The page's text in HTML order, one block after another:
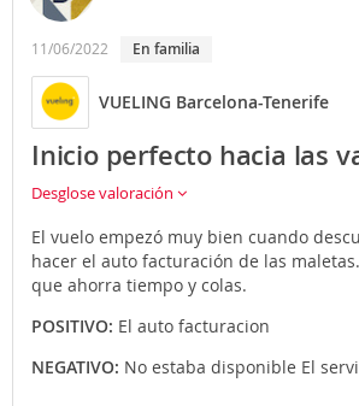
11/06/2022 En familia
VUELING Barcelona-Tenerife
Inicio perfecto hacia las
Desglose valoración
El vuelo empezó muy bien cuando
hacer el auto facturación de las
que ahorra tiempo y colas.
POSITIVO: El auto facturacion
NEGATIVO: No estaba disponible El